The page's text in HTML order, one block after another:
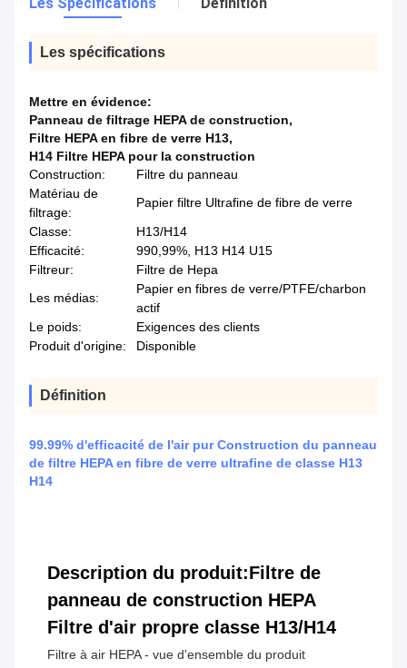
Les Spécifications Définition
Les spécifications
Mettre en évidence:
Panneau de filtrage HEPA de construction,
Filtre HEPA en fibre de verre H13,
H14 Filtre HEPA pour la construction
Construction:
Filtre du panneau
Matériau de
filtrage:
Papier filtre Ultrafine de fibre de verre
Classe:
H13/H14
Efficacité:
990,99%, H13 H14 U15
Filtreur:
Filtre de Hepa
Les médias:
Papier en fibres de verre/PTFE/charbon
actif
Le poids:
Exigences des clients
Produit d'origine:
Disponible
Définition
99.99% d'efficacité de l'air pur Construction du panneau
de filtre HEPA en fibre de verre ultrafine de classe H13
H14
Description du produit:Filtre de
panneau de construction HEPA
Filtre d'air propre classe H13/H14
Filtre à air HEPA - vue d'ensemble du produit